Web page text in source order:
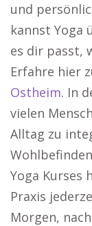
und
kannst Yoga
es dir passt,
Erfahre hier
Ostheim. In
vielen
Alltag zu
Yoga Kurses
Praxis
Morgen,